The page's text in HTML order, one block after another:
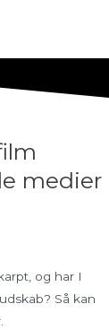
medier
og har I
Så kan